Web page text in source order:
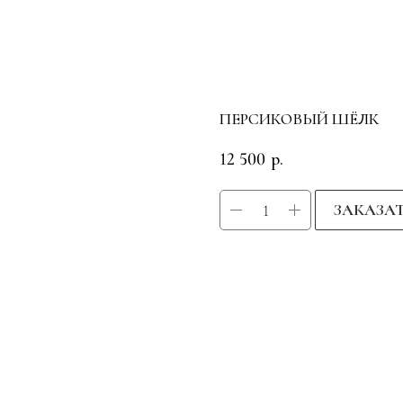
ПЕРСИКОВЫЙ ШЁЛК
12 500 р.